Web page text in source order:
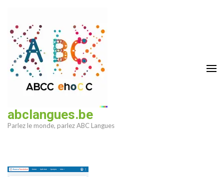
contenu
(Pressez
Entrée)
abclangues.be
Parlez le monde, parlez ABC Langues